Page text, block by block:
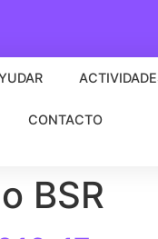
CONTACTO
BSR